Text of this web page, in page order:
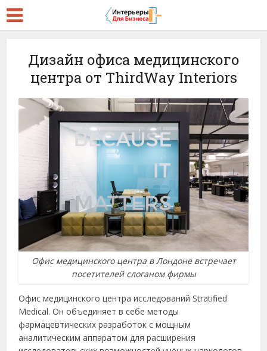
Дизайн офиса медицинского
центра от ThirdWay Interiors
Офис медицинского центра в Лондоне встречает
посетителей слоганом фирмы
Офис медицинского центра исследований Stratified
Medical. Он объединяет в себе методы
фармацевтических разработок с мощным
аналитическим аппаратом для расширения